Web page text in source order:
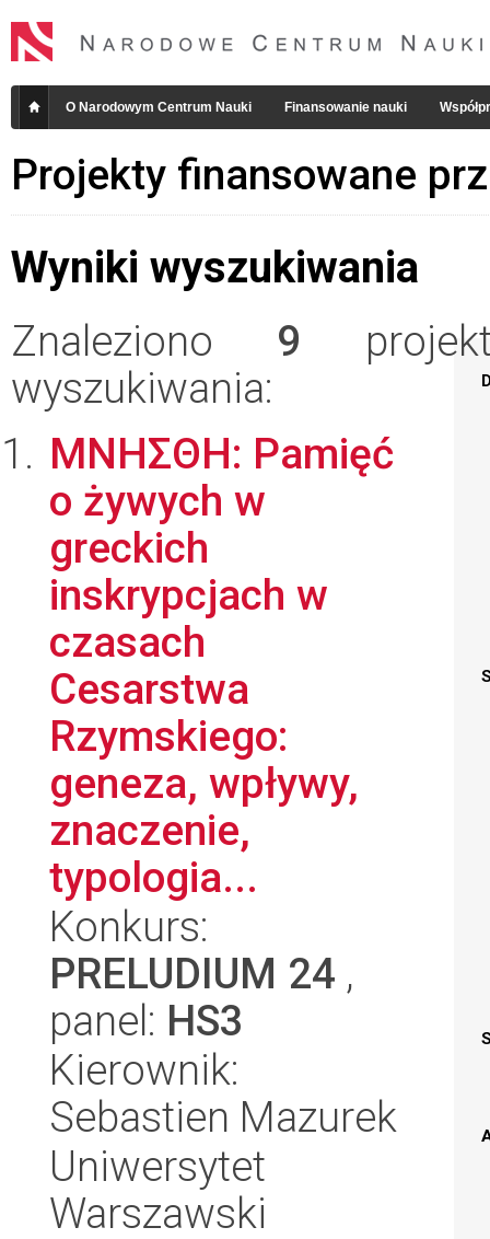
O Narodowym Centrum Nauki Finansowanie nauki
Projekty finansowane
Wyniki wyszukiwania
Znaleziono 9
wyszukiwania:
ΜΝΗΣΘΗ: Pamięć
o żywych w
greckich
inskrypcjach w
czasach
Cesarstwa
Rzymskiego:
geneza, wpływy,
znaczenie,
typologia...
Konkurs:
PRELUDIUM 24 ,
panel: HS3
Kierownik:
Sebastien Mazurek
Uniwersytet
Warszawski